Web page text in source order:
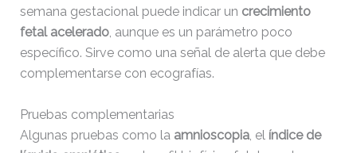
wp-mail.php
8.52
2026-
wp-settings.php
KB
06-03
semana gestacional puede indicar un crecimiento
fetal acelerado, aunque es un parámetro poco
específico. Sirve como una señal de alerta que debe
complementarse con ecografías.
Pruebas complementarias
Algunas pruebas como la amnioscopia, el índice de